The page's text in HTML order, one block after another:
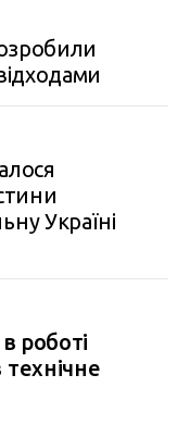
Україні
роботі